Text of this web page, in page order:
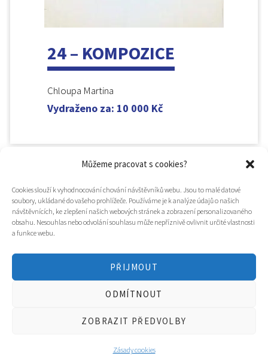
Můžeme pracovat s cookies?
Cookies slouží k vyhodnocování chování návštěvníků webu. Jsou to malé datové
soubory, ukládané do vašeho prohlížeče. Používáme je k analýze údajů o našich
návštěvnících, ke zlepšení našich webových stránek a zobrazení personalizovaného
obsahu. Nesouhlas nebo odvolání souhlasu může nepříznivě ovlivnit určité vlastnosti
a funkce webu.
PŘIJMOUT
ODMÍTNOUT
ZOBRAZIT PŘEDVOLBY
Zásady cookies
24 – KOMPOZICE
Chloupa Martina
Vydraženo za: 10 000 Kč
Tvorba webu a design WOOP.design/